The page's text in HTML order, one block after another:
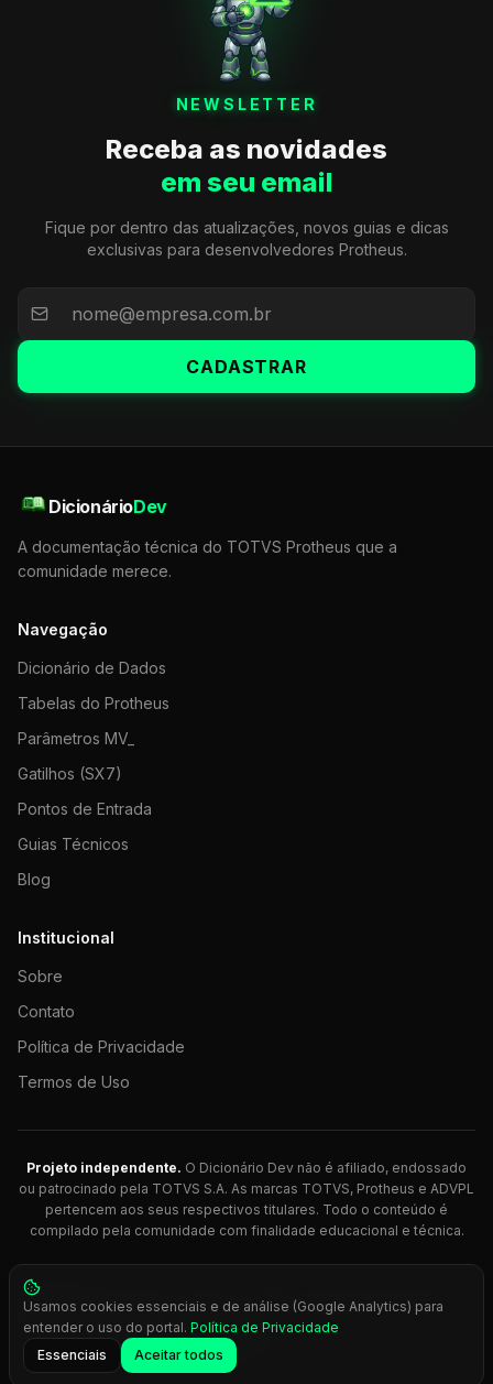
NEWSLETTER
Receba as novidades
em seu email
Fique por dentro das atualizações, novos guias e dicas
exclusivas para desenvolvedores Protheus.
CADASTRAR
DicionárioDev
A documentação técnica do TOTVS Protheus que a
comunidade merece.
Navegação
Dicionário de Dados
Tabelas do Protheus
Parâmetros MV_
Gatilhos (SX7)
Pontos de Entrada
Guias Técnicos
Blog
Institucional
Sobre
Contato
Política de Privacidade
Termos de Uso
Projeto independente. O Dicionário Dev não é afiliado, endossado
ou patrocinado pela TOTVS S.A. As marcas TOTVS, Protheus e ADVPL
pertencem aos seus respectivos titulares. Todo o conteúdo é
compilado pela comunidade com finalidade educacional e técnica.
© 2026 Dicionário Dev. Feito com 💚 para desenvolvedores
Protheus.
Press Ctrl+K
Usamos cookies essenciais e de análise (Google Analytics) para
entender o uso do portal. Política de Privacidade
Essenciais
Aceitar todos